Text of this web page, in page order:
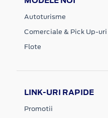
Autoturisme
Comerciale & Pick Up-uri
Flote
LINK-URI RAPIDE
Promotii